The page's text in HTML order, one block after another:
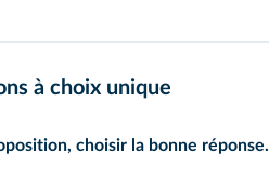
à choix unique
choisir la bonne réponse.